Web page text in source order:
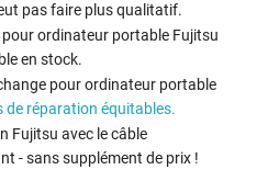
pas faire plus qualitatif.
ordinateur portable Fujitsu
en stock.
pour ordinateur portable
réparation équitables.
Fujitsu avec le câble
- sans supplément de prix !